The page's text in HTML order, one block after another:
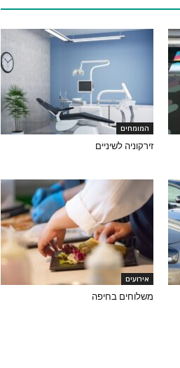
המומחים
זירקוניה לשיניים
אירועים
משלוחים בחיפה